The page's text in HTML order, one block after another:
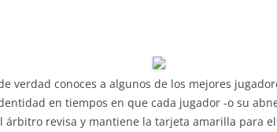
verdad conoces a algunos de los mejores
en tiempos en que cada jugador -o su
árbitro revisa y mantiene la tarjeta amarilla para